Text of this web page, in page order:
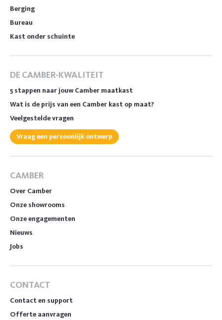
Berging
Bureau
Kast onder schuinte
DE CAMBER-KWALITEIT
5 stappen naar jouw Camber maatkast
Wat is de prijs van een Camber kast op maat?
Veelgestelde vragen
Vraag een persoonlijk ontwerp
CAMBER
Over Camber
Onze showrooms
Onze engagementen
Nieuws
Jobs
CONTACT
Contact en support
Offerte aanvragen